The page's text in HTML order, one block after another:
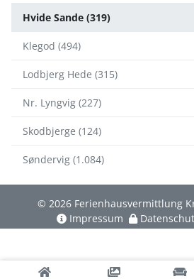
Hvide Sande (319)
Klegod (494)
Lodbjerg Hede (315)
Nr. Lyngvig (227)
Skodbjerge (124)
Søndervig (1.084)
© 2026 Ferienhausvermittlung
Impressum